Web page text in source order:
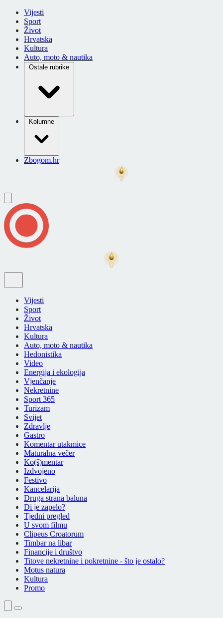
Vijesti
Sport
Život
Hrvatska
Kultura
Auto, moto & nautika
Ostale rubrike
Kolumne
Zbogom.hr
Vijesti
Sport
Život
Hrvatska
Kultura
Auto, moto & nautika
Hedonistika
Video
Energija i ekologija
Vjenčanje
Nekretnine
Sport 365
Turizam
Svijet
Zdravlje
Gastro
Komentar utakmice
Maturalna večer
Ko(š)mentar
Izdvojeno
Festivo
Kancelarija
Druga strana baluna
Di je zapelo?
Tjedni pregled
U svom filmu
Clipeus Croatorum
Timbar na libar
Financije i društvo
Titove nekretnine i pokretnine - što je ostalo?
Motus natura
Kultura
Promo